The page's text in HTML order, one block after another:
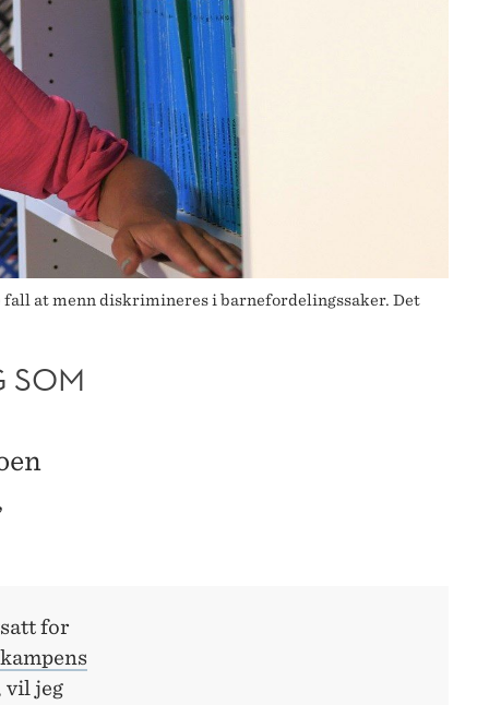
at menn diskrimineres i barnefordelingssaker. Det
SOM
for
vil jeg